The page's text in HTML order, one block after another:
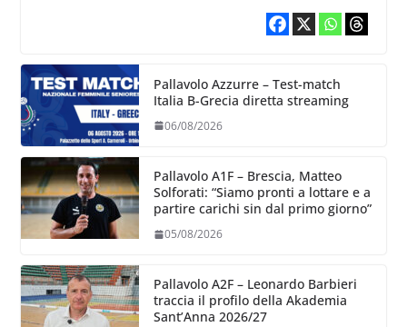
Pallavolo Azzurre – Test-match
Italia B-Grecia diretta streaming
06/08/2026
Pallavolo A1F – Brescia, Matteo
Solforati: “Siamo pronti a lottare e a
partire carichi sin dal primo giorno”
05/08/2026
Pallavolo A2F – Leonardo Barbieri
traccia il profilo della Akademia
Sant’Anna 2026/27